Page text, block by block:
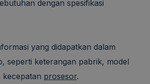
dengan spesifikasi
yang didapatkan dalam
seperti keterangan pabrik, model
kecepatan prosesor.